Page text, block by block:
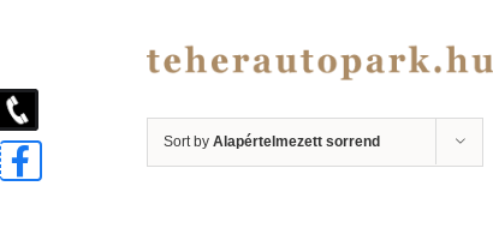
Sort by Alapértelmezett sorrend